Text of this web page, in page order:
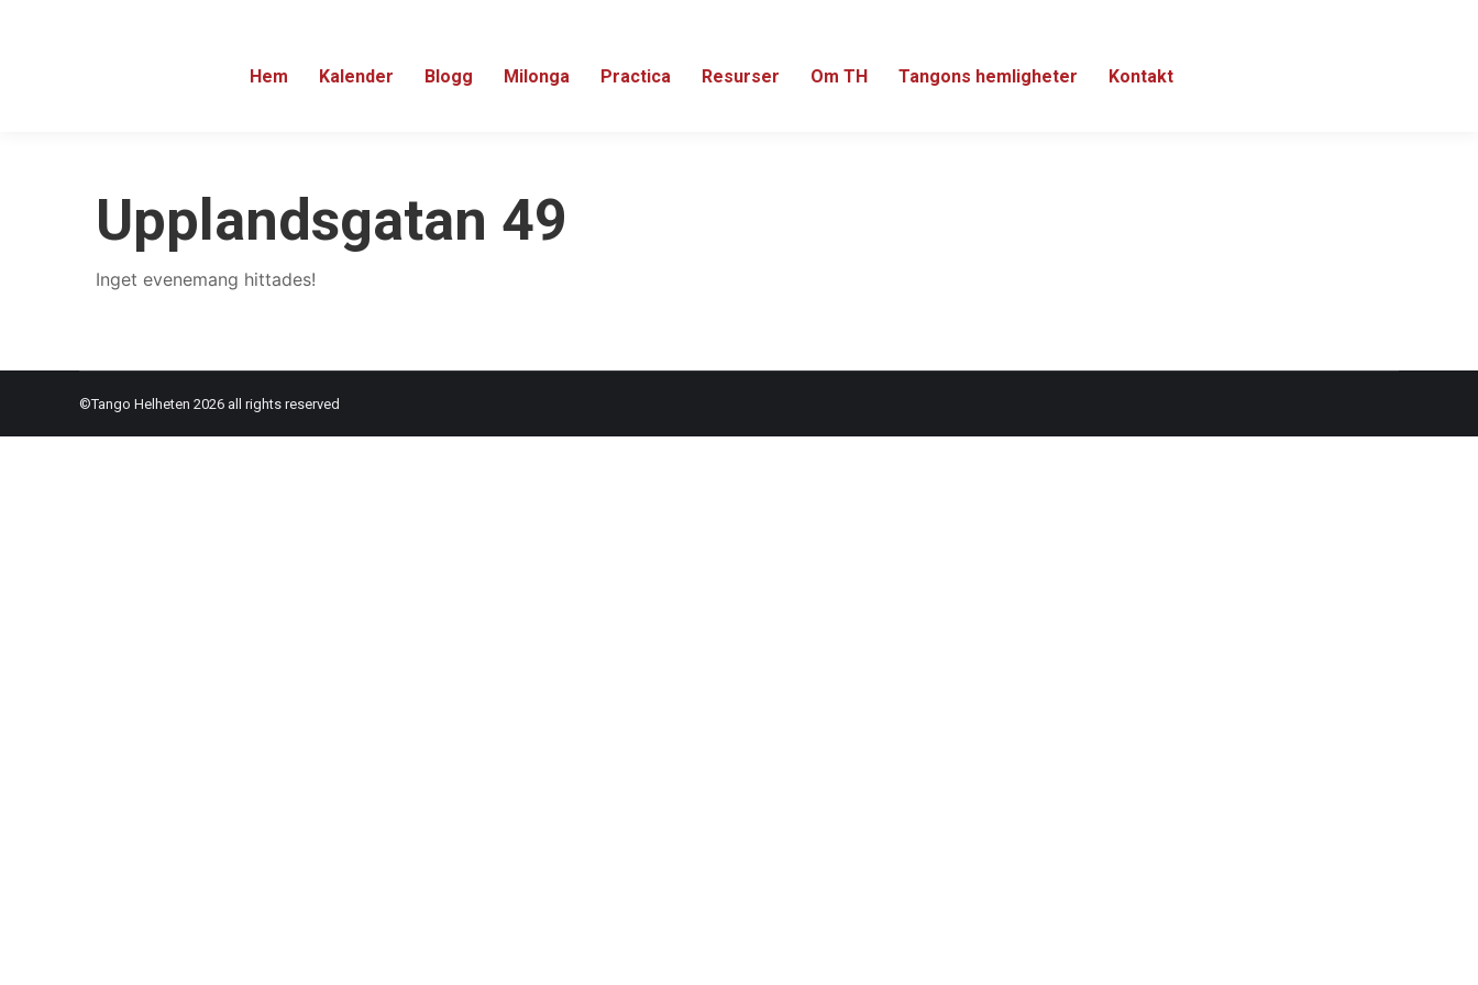
Hem Kalender Blogg Milonga Practica Resurser Om TH Tangons hemligheter Kontakt
Upplandsgatan 49
Inget evenemang hittades!
©Tango Helheten 2026 all rights reserved